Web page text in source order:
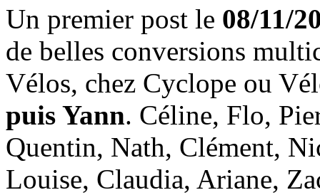
Un premier post le 08/11/
de belles conversions
Vélos, chez Cyclope ou
puis Yann. Céline, Flo,
Quentin, Nath, Clément,
Louise, Claudia, Ariane,